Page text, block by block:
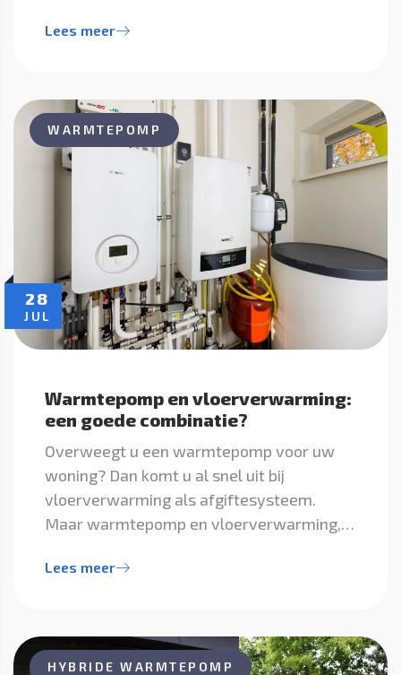
Lees meer
28
JUL
WARMTEPOMP
Warmtepomp en vloerverwarming:
een goede combinatie?
Overweegt u een warmtepomp voor uw
woning? Dan komt u al snel uit bij
vloerverwarming als afgiftesysteem.
Maar warmtepomp en vloerverwarming,…
Lees meer
HYBRIDE WARMTEPOMP